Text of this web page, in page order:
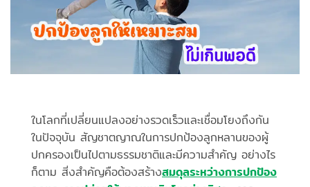
ในโลกที่เปลี่ยนแปลงอย่างรวดเร็วและเชื่อมโยงถึงกัน
ในปัจจุบัน สัญชาตญาณในการปกป้องลูกหลานของผู้
ปกครองเป็นไปตามธรรมชาติและมีความสำคัญ อย่างไร
ก็ตาม สิ่งสำคัญคือต้องสร้างสมดุลระหว่างการปกป้อง